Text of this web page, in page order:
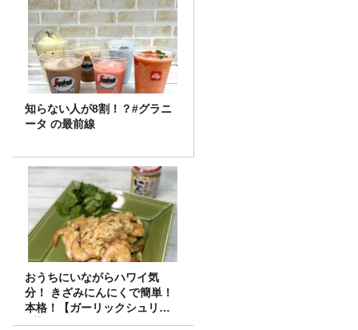
知らない人が8割！？#グラニ
ータ の最前線
おうちにいながらハワイ気
分！ きざみにんにくで簡単！
本格！【ガーリックシュリン
プ】 桃屋のかんたんレシピ